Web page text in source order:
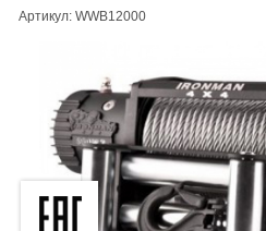
Артикул: WWB12000